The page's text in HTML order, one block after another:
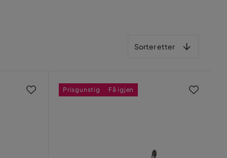
Sorter etter
Prisgunstig Få igjen